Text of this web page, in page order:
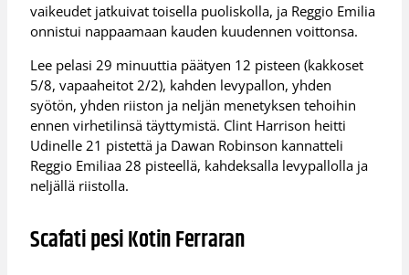
vaikeudet jatkuivat toisella puoliskolla, ja Reggio Emilia
onnistui nappaamaan kauden kuudennen voittonsa.
Lee pelasi 29 minuuttia päätyen 12 pisteen (kakkoset
5/8, vapaaheitot 2/2), kahden levypallon, yhden
syötön, yhden riiston ja neljän menetyksen tehoihin
ennen virhetilinsä täyttymistä. Clint Harrison heitti
Udinelle 21 pistettä ja Dawan Robinson kannatteli
Reggio Emiliaa 28 pisteellä, kahdeksalla levypallolla ja
neljällä riistolla.
Scafati pesi Kotin Ferraran